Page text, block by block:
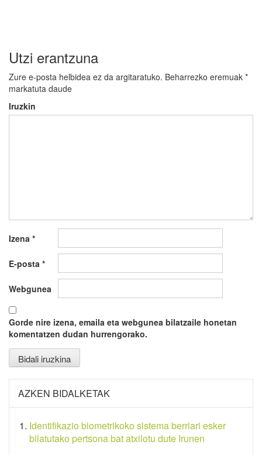
Utzi erantzuna
Zure e-posta helbidea ez da argitaratuko. Beharrezko eremuak *
markatuta daude
Iruzkin
Izena *
E-posta *
Webgunea
Gorde nire izena, emaila eta webgunea bilatzaile honetan
komentatzen dudan hurrengorako.
AZKEN BIDALKETAK
Identifikazio biometrikoko sistema berriari esker
bilatutako pertsona bat atxilotu dute Irunen